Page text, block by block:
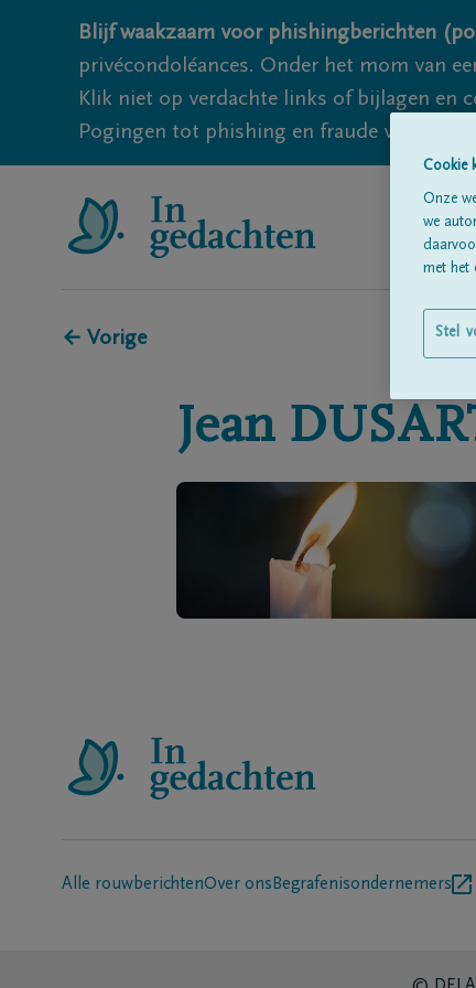
Blijf waakzaam voor phishingberichten
privécondoléances. Onder het mom van
Klik niet op verdachte links of bijlagen en
Pogingen tot phishing en fraude vallen
← Vorige
Jean
Alle rouwberichtenOver ons Begrafenisondernemers
Cookie
Onze
we
met het
Stel